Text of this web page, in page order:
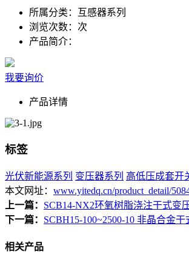
所属分类： 互感器系列
浏览次数： 次
产品简介：
我要询价
产品详情
标签
光伏新能源系列 变压器系列 高低压成套开
本文网址： www.yitedq.cn/product_detail/
上一篇： SCB14-NX2环氧树脂浇注干式变
下一篇： SCBH15-100~2500-10 非晶合金
相关产品